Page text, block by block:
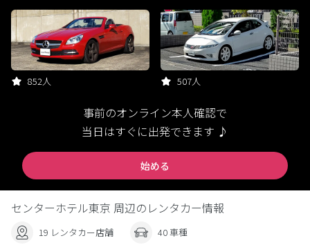
852人 507人
事前のオンライン本人確認で
当日はすぐに出発できます ♪
始める
センターホテル東京 周辺のレンタカー情報
19 レンタカー店舗 40 車種